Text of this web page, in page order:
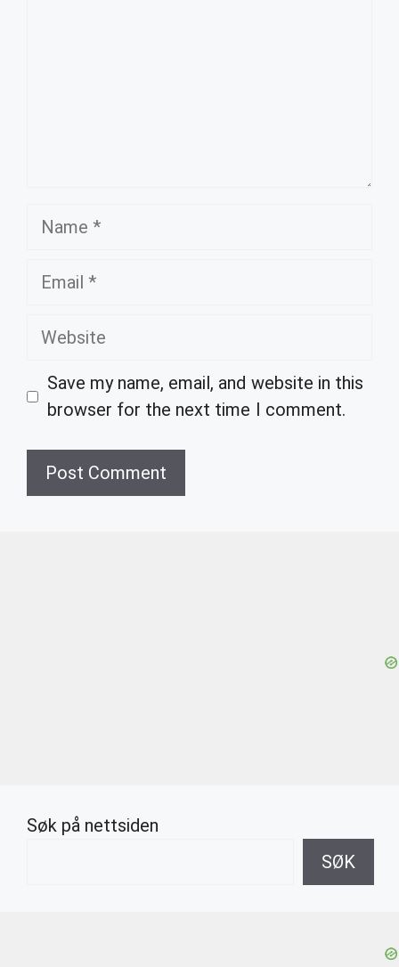
Name
Email
Website
Save my name, email, and website in this
browser for the next time I comment.
Søk på nettsiden
SØK